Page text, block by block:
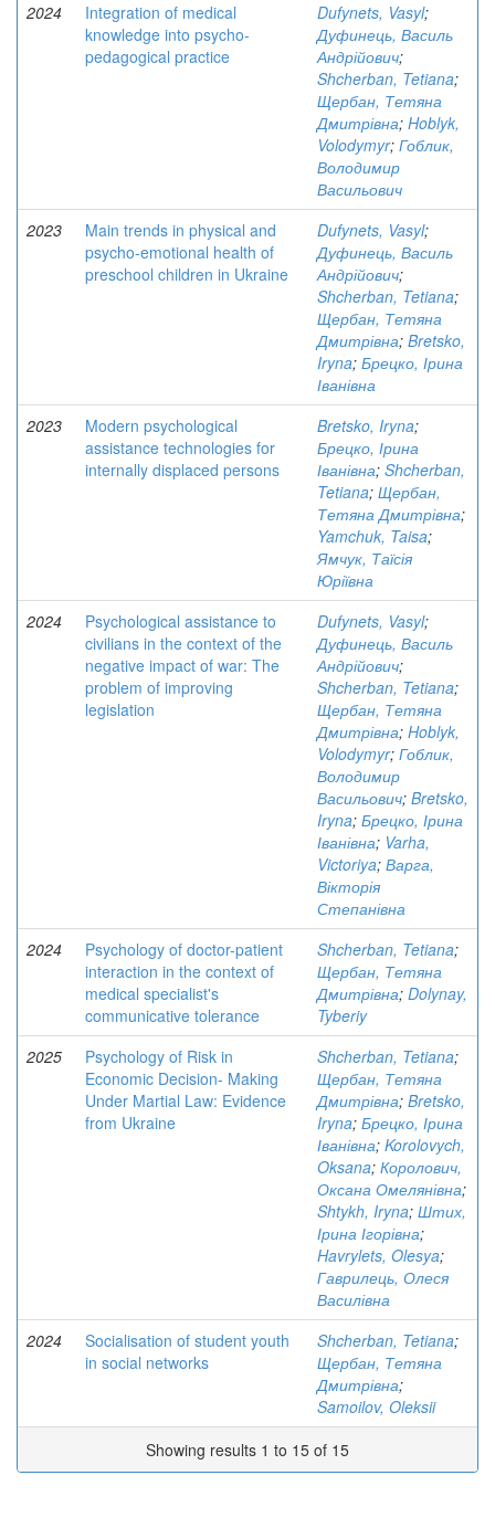
2024
Integration of medical
knowledge into psycho-
pedagogical practice
Dufynets, Vasyl;
Дуфинець, Василь
Андрійович;
Shcherban, Tetiana;
Щербан, Тетяна
Дмитрівна; Hoblyk,
Volodymyr; Гоблик,
Володимир
Васильович
2023
Main trends in physical and
psycho-emotional health of
preschool children in Ukraine
Dufynets, Vasyl;
Дуфинець, Василь
Андрійович;
Shcherban, Tetiana;
Щербан, Тетяна
Дмитрівна; Bretsko,
Iryna; Брецко, Ірина
Іванівна
2023
Modern psychological
assistance technologies for
internally displaced persons
Bretsko, Iryna;
Брецко, Ірина
Іванівна; Shcherban,
Tetiana; Щербан,
Тетяна Дмитрівна;
Yamchuk, Taisa;
Ямчук, Таїсія
Юріївна
2024
Psychological assistance to
civilians in the context of the
negative impact of war: The
problem of improving
legislation
Dufynets, Vasyl;
Дуфинець, Василь
Андрійович;
Shcherban, Tetiana;
Щербан, Тетяна
Дмитрівна; Hoblyk,
Volodymyr; Гоблик,
Володимир
Васильович; Bretsko,
Iryna; Брецко, Ірина
Іванівна; Varha,
Victoriya; Варга,
Вікторія
Степанівна
2024
Psychology of doctor-patient
interaction in the context of
medical specialist's
communicative tolerance
Shcherban, Tetiana;
Щербан, Тетяна
Дмитрівна; Dolynay,
Tyberiy
2025
Psychology of Risk in
Economic Decision- Making
Under Martial Law: Evidence
from Ukraine
Shcherban, Tetiana;
Щербан, Тетяна
Дмитрівна; Bretsko,
Iryna; Брецко, Ірина
Іванівна; Korolovych,
Oksana; Королович,
Оксана Омелянівна;
Shtykh, Iryna; Штих,
Ірина Ігорівна;
Havrylets, Olesya;
Гаврилець, Олеся
Василівна
2024
Socialisation of student youth
in social networks
Shcherban, Tetiana;
Щербан, Тетяна
Дмитрівна;
Samoilov, Oleksii
Showing results 1 to 15 of 15